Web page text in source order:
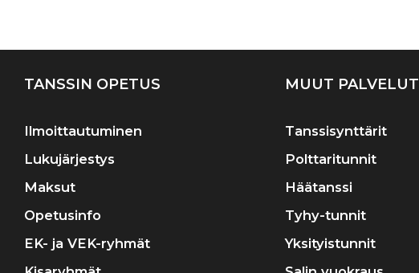
TANSSIN OPETUS
Ilmoittautuminen
Lukujärjestys
Maksut
Opetusinfo
EK- ja VEK-ryhmät
MUUT PALVELUT
Tanssisynttärit
Polttaritunnit
Häätanssi
Tyhy-tunnit
Yksityistunnit